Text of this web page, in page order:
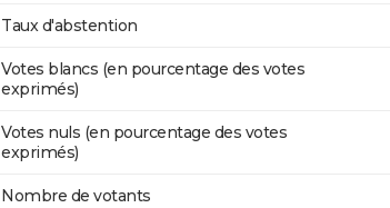
Taux d'abstention
Votes blancs (en pourcentage des votes
exprimés)
Votes nuls (en pourcentage des votes
exprimés)
Nombre de votants